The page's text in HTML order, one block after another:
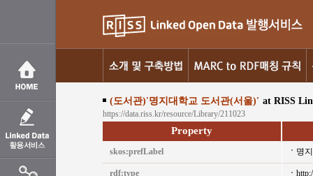
(도서관)'명지대학교 도서관(서울)' at RISS
https://data.riss.kr/resource/Library/211023
Property
skos:prefLabel 명
rdf:type